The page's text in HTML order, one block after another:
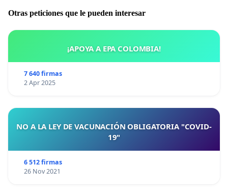
Otras peticiones que le pueden interesar
¡APOYA A EPA COLOMBIA!
7 640 firmas
2 Apr 2025
NO A LA LEY DE VACUNACIÓN OBLIGATORIA "COVID-
19"
6 512 firmas
26 Nov 2021